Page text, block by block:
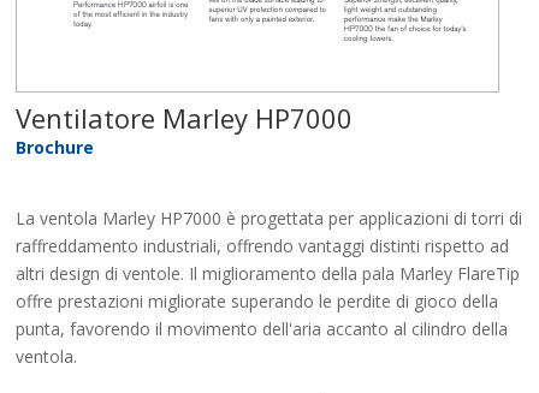
Ventilatore Marley HP7000
Brochure
La ventola Marley HP7000 è progettata per applicazioni di torri di
raffreddamento industriali, offrendo vantaggi distinti rispetto ad
altri design di ventole. Il miglioramento della pala Marley FlareTip
offre prestazioni migliorate superando le perdite di gioco della
punta, favorendo il movimento dell'aria accanto al cilindro della
ventola.